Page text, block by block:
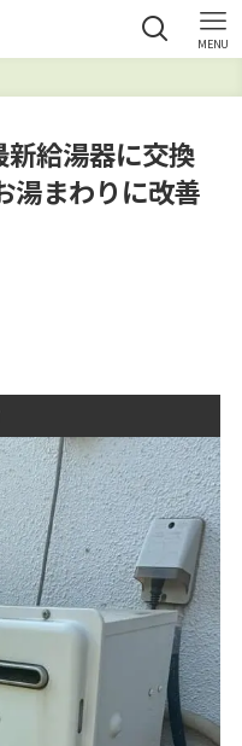
MENU
給湯器に交換
湯まわりに改善